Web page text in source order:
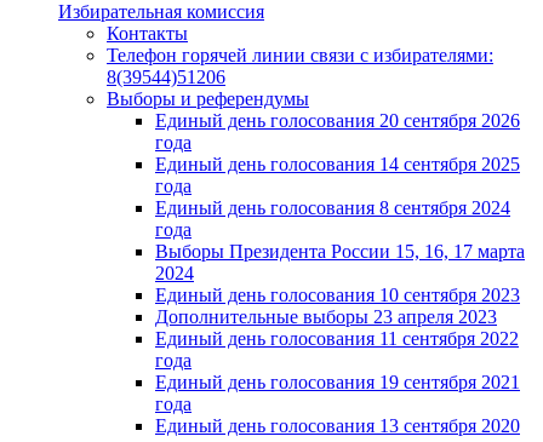
Избирательная комиссия
Контакты
Телефон горячей линии связи с избирателями:
8(39544)51206
Выборы и референдумы
Единый день голосования 20 сентября 2026
года
Единый день голосования 14 сентября 2025
года
Единый день голосования 8 сентября 2024
года
Выборы Президента России 15, 16, 17 марта
2024
Единый день голосования 10 сентября 2023
Дополнительные выборы 23 апреля 2023
Единый день голосования 11 сентября 2022
года
Единый день голосования 19 сентября 2021
года
Единый день голосования 13 сентября 2020